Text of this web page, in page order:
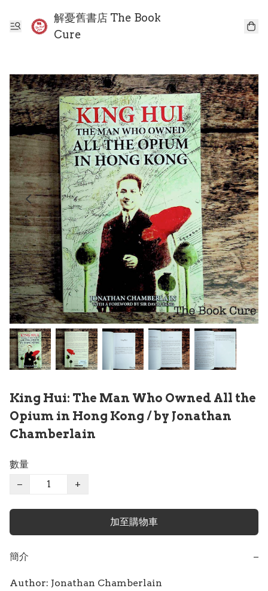
解憂舊書店 The Book
Cure
King Hui: The Man Who Owned All the
Opium in Hong Kong / by Jonathan
Chamberlain
數量
−
+
加至購物車
簡介 −
Author: Jonathan Chamberlain